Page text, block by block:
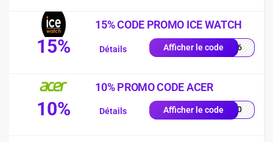
15%
15% CODE PROMO ICE WATCH
Afficher le codePY26
Détails
10%
10% PROMO CODE ACER
Afficher le codeVE10
Détails